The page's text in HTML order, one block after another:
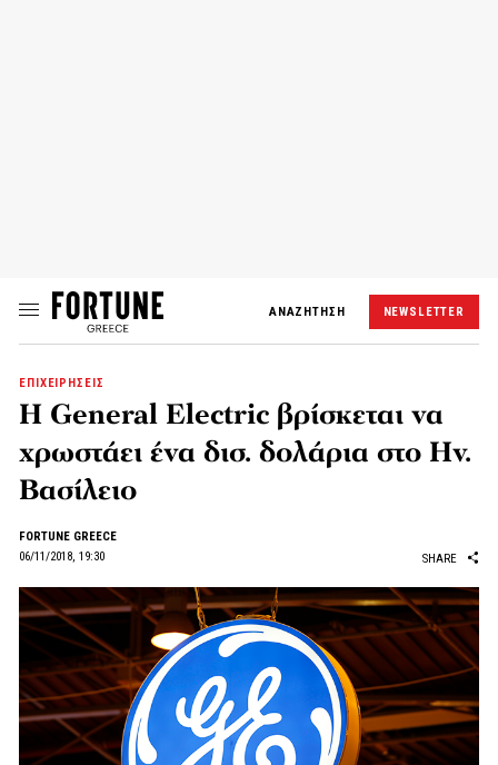
ΑΝΑΖΗΤΗΣΗ NEWSLETTER
ΕΠΙΧΕΙΡΗΣΕΙΣ
Η General Electric βρίσκεται να
χρωστάει ένα δισ. δολάρια στο Ην.
Βασίλειο
FORTUNE GREECE
06/11/2018, 19:30
SHARE